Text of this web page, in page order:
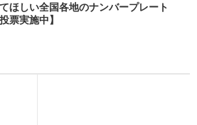
ほしい全国各地のナンバープレート
票実施中】